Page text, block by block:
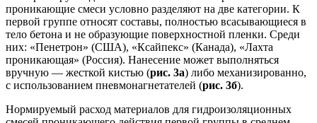
проникающие смеси условно разделяют на две категории. К
первой группе относят составы, полностью всасывающиеся в
тело бетона и не образующие поверхностной пленки. Среди
них: «Пенетрон» (США), «Ксайпекс» (Канада), «Лахта
проникающая» (Россия). Нанесение может выполняться
вручную — жесткой кистью (рис. 3а) либо механизированно,
с использованием пневмонагнетателей (рис. 3б).
Нормируемый расход материалов для гидроизоляционных